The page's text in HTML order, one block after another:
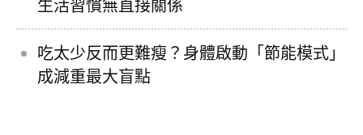
生活習慣無直接關係
吃太少反而更難瘦？身體啟動「節能模式」
成減重最大盲點